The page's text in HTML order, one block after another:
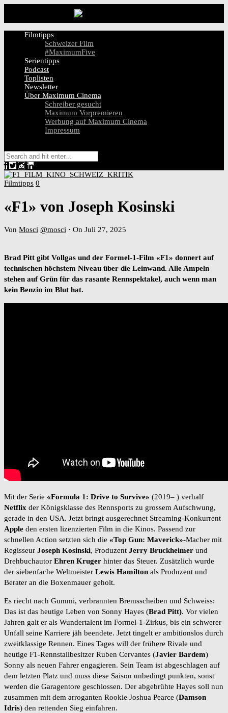
Filmtipps
Schweizer Film
#MaximumFive
Serientipps
Podcast
Toplisten
Newsletter
Über Maximum Cinema
Schreiber gesucht
Maximum Vorpremieren
Werbung auf Maximum Cinema
Impressum
Filmtipps 0
«F1» von Joseph Kosinski
Von Mosci @mosci · On Juli 27, 2025
Brad Pitt gibt Vollgas und der Formel-1-Film «F1» donnert auf
technischen höchstem Niveau über die Leinwand. Alle Ampeln
stehen auf Grün für das rasante Rennspektakel, auch wenn man
kein Benzin im Blut hat.
Mit der Serie «Formula 1: Drive to Survive» (2019– ) verhalf
Netflix der Königsklasse des Rennsports zu grossem Aufschwung,
gerade in den USA. Jetzt bringt ausgerechnet Streaming-Konkurrent
Apple den ersten lizenzierten Film in die Kinos. Passend zur
schnellen Action setzten sich die «Top Gun: Maverick»-Macher mit
Regisseur Joseph Kosinski, Produzent Jerry Bruckheimer und
Drehbuchautor Ehren Kruger hinter das Steuer. Zusätzlich wurde
der siebenfache Weltmeister Lewis Hamilton als Produzent und
Berater an die Boxenmauer geholt.
Es riecht nach Gummi, verbrannten Bremsscheiben und Schweiss:
Das ist das heutige Leben von Sonny Hayes (Brad Pitt). Vor vielen
Jahren galt er als Wundertalent im Formel-1-Zirkus, bis ein schwerer
Unfall seine Karriere jäh beendete. Jetzt tingelt er ambitionslos durch
zweitklassige Rennen. Eines Tages will der frühere Rivale und
heutige F1-Rennstallbesitzer Ruben Cervantes (Javier Bardem)
Sonny als neuen Fahrer engagieren. Sein Team ist abgeschlagen auf
dem letzten Platz und muss diese Saison unbedingt punkten, sonst
werden die Garagentore geschlossen. Der abgebrühte Hayes soll nun
zusammen mit dem arroganten Rookie Joshua Pearce (Damson
Idris) den rettenden Sieg einfahren.